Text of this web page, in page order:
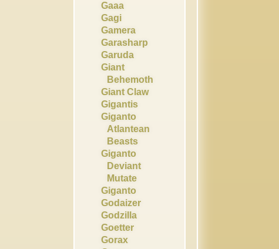
Gaaa
Gagi
Gamera
Garasharp
Garuda
Giant
Behemoth
Giant Claw
Gigantis
Giganto
Atlantean
Beasts
Giganto
Deviant
Mutate
Giganto
Godaizer
Godzilla
Goetter
Gorax